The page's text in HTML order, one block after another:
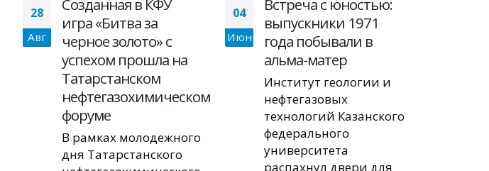
28
Авг
Созданная в КФУ
игра «Битва за
черное золото» с
успехом прошла на
Татарстанском
нефтегазохимическом
форуме
В рамках молодежного
дня Татарстанского
04
Июн
Встреча с юностью:
выпускники 1971
года побывали в
альма-матер
Институт геологии и
нефтегазовых
технологий Казанского
федерального
университета
распахнул двери для